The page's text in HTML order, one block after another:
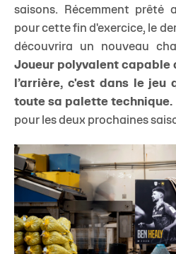
saisons. Récemment prêté
pour cette fin d'exercice, le
découvrira un nouveau
Joueur polyvalent capable
l’arrière, c'est dans le
toute sa palette technique.
pour les deux prochaines